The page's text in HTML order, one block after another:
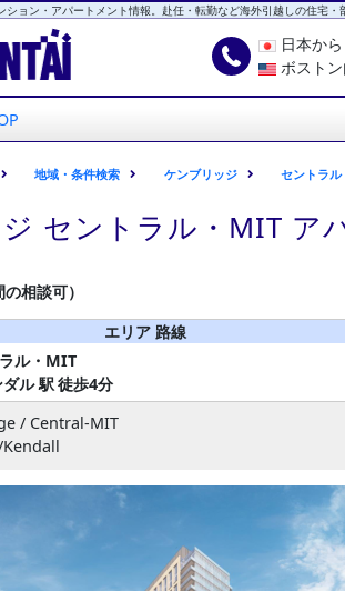
ション・アパートメント情報。赴任・転勤など海外引越しの住宅・
ボストン店
日本か
ボスト
地域・条件検索 ケンブリッジ セントラ
セントラル・MIT ア
相談可）
エリア 路線
ル・MIT
ル 駅徒歩4分
/ Central-MIT